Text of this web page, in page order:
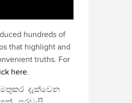
hundreds of
that highlight and
truths. For
here.
දැක්වෙන